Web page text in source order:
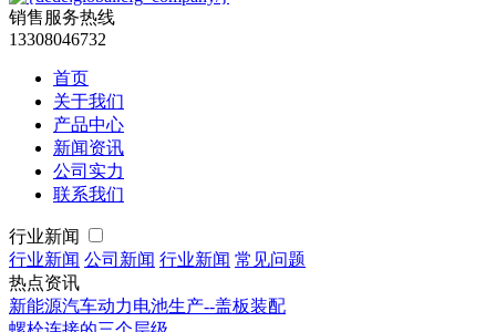
销售服务热线
13308046732
首页
关于我们
产品中心
新闻资讯
公司实力
联系我们
行业新闻
行业新闻 公司新闻 行业新闻 常见问题
热点资讯
新能源汽车动力电池生产--盖板装配